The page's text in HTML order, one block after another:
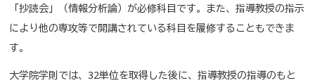
「抄読会」（情報分析論）が必修科目です。また、指導教授の指示
により他の専攻等で開講されている科目を履修することもできま
す。
大学院学則では、32単位を取得した後に、指導教授の指導のもと